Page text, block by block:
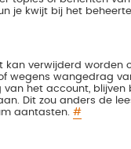
je kwijt bij het
kan verwijderd worden
wegens wangedrag
van het account, blijven
Dit zou anders de
aantasten. #